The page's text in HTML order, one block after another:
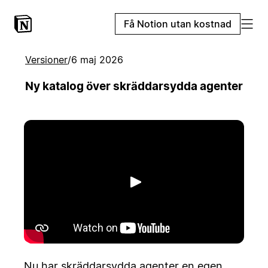
Få Notion utan kostnad
Versioner/6 maj 2026
Ny katalog över skräddarsydda agenter
Spela upp